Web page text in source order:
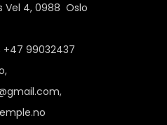
Vel 4, 0988 Oslo
+47 99032437